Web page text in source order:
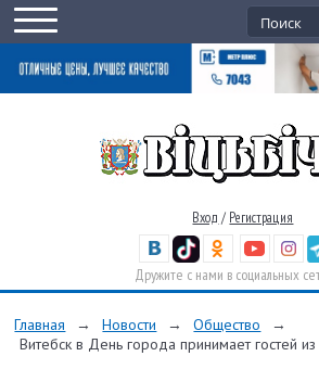
Вход / Регистрация
Дружите с нами в социальных
Главная → Новости → Общество
→
Витебск в День города принимает гостей из